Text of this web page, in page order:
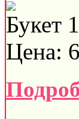
Букет
Цена: